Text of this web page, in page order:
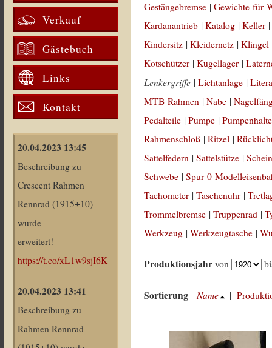
Verkauf
Gästebuch
Links
Kontakt
20.04.2023 13:45
Beschreibung zu
Crescent Rahmen
Rennrad (1915±10)
wurde
erweitert!
https://t.co/xL1w9sjI6K
20.04.2023 13:41
Beschreibung zu
Rahmen Rennrad
Gestängebremse |Gewichte für
Kardanantrieb |Katalog |Keller
Kindersitz |Kleidernetz |Klingel
Kotschützer |Kugellager |
Lenkergriffe |Lichtanlage |
MTB Rahmen |Nabe |
Pedalteile |Pumpe |
Rahmenschloß |Ritzel |
Sattelfedern |Sattelstütze |
Schwebe |Spur 0
Tachometer |Taschenuhr |
Trommelbremse |Truppenrad |
Werkzeug |Werkzeugtasche |
Produktionsjahr von
Sortierung Name |